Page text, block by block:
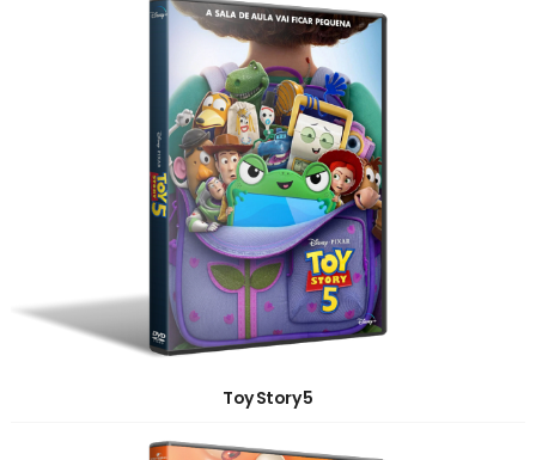
Toy Story 5